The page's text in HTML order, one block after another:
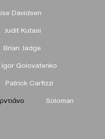
Davidsen
Judit Kutasi
Brian Jadge
Igor Golovatenko
Patrick Carfizzi
Soloman